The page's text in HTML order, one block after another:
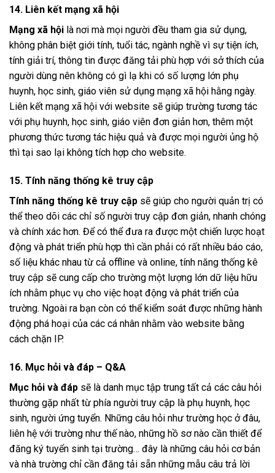
14. Liên kết mạng xã hội
Mạng xã hội là nơi mà mọi người đều tham gia sử dụng,
không phân biệt giới tính, tuổi tác, ngành nghề vì sự tiện ích,
tính giải trí, thông tin được đăng tải phù hợp với sở thích của
người dùng nên không có gì lạ khi có số lượng lớn phụ
huynh, học sinh, giáo viên sử dụng mạng xã hội hằng ngày.
Liên kết mạng xã hội với website sẽ giúp trường tương tác
với phụ huynh, học sinh, giáo viên đơn giản hơn, thêm một
phương thức tương tác hiệu quả và được mọi người ủng hộ
thì tại sao lại không tích hợp cho website.
15. Tính năng thống kê truy cập
Tính năng thống kê truy cập sẽ giúp cho người quản trị có
thể theo dõi các chỉ số người truy cập đơn giản, nhanh chóng
và chính xác hơn. Để có thể đưa ra được một chiến lược hoạt
động và phát triển phù hợp thì cần phải có rất nhiều báo cáo,
số liệu khác nhau từ cả offline và online, tính năng thống kê
truy cập sẽ cung cấp cho trường một lượng lớn dữ liệu hữu
ích nhằm phục vụ cho việc hoạt động và phát triển của
trường. Ngoài ra bạn còn có thể kiểm soát được những hành
động phá hoại của các cá nhân nhằm vào website bằng
cách chặn IP.
16. Mục hỏi và đáp – Q&A
Mục hỏi và đáp sẽ là danh mục tập trung tất cả các câu hỏi
thường gặp nhất từ phía người truy cập là phụ huynh, học
sinh, người ứng tuyển. Những câu hỏi như trường học ở đâu,
liên hệ với trường như thế nào, những hồ sơ nào cần thiết để
đăng ký tuyển sinh tại trường… đây là những câu hỏi cơ bản
và nhà trường chỉ cần đăng tải sẵn những mẫu câu trả lời